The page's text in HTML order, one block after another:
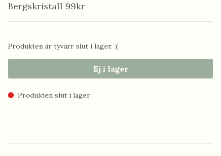
Bergskristall 99kr
Produkten är tyvärr slut i lager. :(
Ej i lager
Produkten slut i lager